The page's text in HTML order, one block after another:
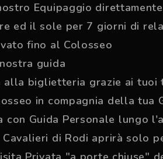
Equipaggio
ed il sole per 7 giorni di
fino al Colosseo
guida
biglietteria grazie ai tuoi
in compagnia della tua
con Guida Personale lungo
Cavalieri di Rodi aprirà solo